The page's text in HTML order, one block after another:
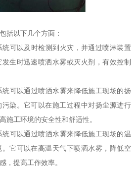
括以下几个方面：
可以及时检测到火灾，并通过喷淋装置
生时迅速喷洒水雾或灭火剂，有效控制
可以通过喷洒水雾来降低施工现场的扬
染。它可以在施工过程中对扬尘源进行
施工环境的安全性和舒适性。
可以通过喷洒水雾来降低施工现场的温
它可以在高温天气下喷洒水雾，降低空
，提高工作效率。